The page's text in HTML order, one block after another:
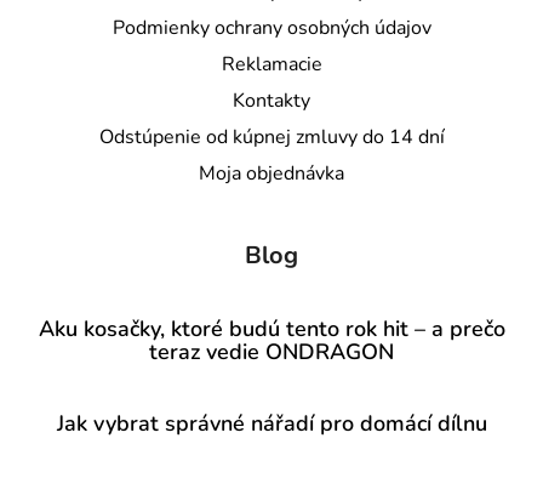
Podmienky ochrany osobných údajov
Reklamacie
Kontakty
Odstúpenie od kúpnej zmluvy do 14 dní
Moja objednávka
Blog
Aku kosačky, ktoré budú tento rok hit – a prečo
teraz vedie ONDRAGON
Jak vybrat správné nářadí pro domácí dílnu